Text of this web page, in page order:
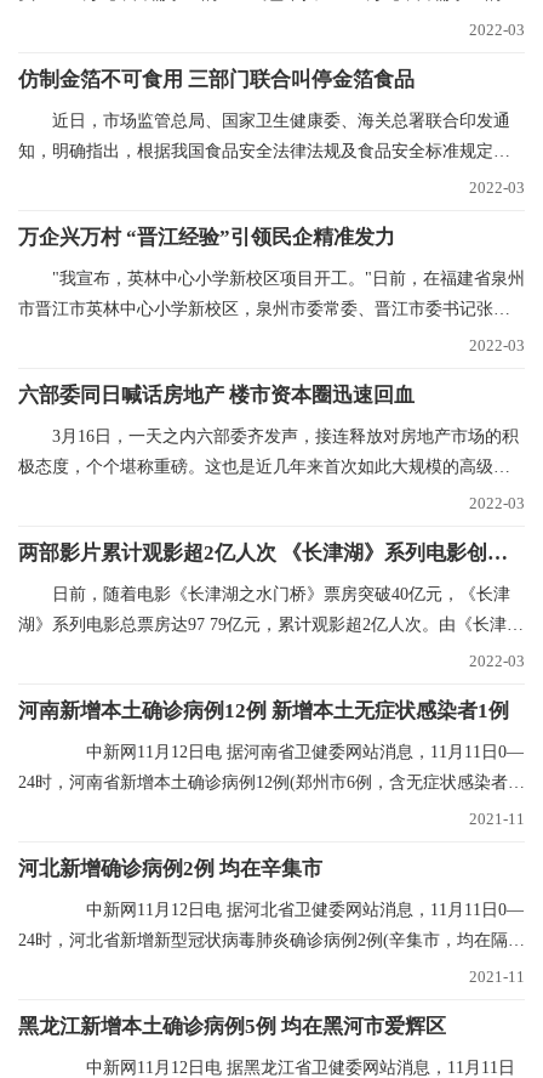
2022-03
仿制金箔不可食用 三部门联合叫停金箔食品
近日，市场监管总局、国家卫生健康委、海关总署联合印发通
知，明确指出，根据我国食品安全法律法规及食品安全标准规定，
2022-03
万企兴万村 “晋江经验”引领民企精准发力
"我宣布，英林中心小学新校区项目开工。"日前，在福建省泉州
市晋江市英林中心小学新校区，泉州市委常委、晋江市委书记张文
2022-03
六部委同日喊话房地产 楼市资本圈迅速回血
3月16日，一天之内六部委齐发声，接连释放对房地产市场的积
极态度，个个堪称重磅。这也是近几年来首次如此大规模的高级别
2022-03
两部影片累计观影超2亿人次 《长津湖》系列电影创纪录
日前，随着电影《长津湖之水门桥》票房突破40亿元，《长津
湖》系列电影总票房达97 79亿元，累计观影超2亿人次。由《长津
2022-03
河南新增本土确诊病例12例 新增本土无症状感染者1例
中新网11月12日电 据河南省卫健委网站消息，11月11日0—
24时，河南省新增本土确诊病例12例(郑州市6例，含无症状感染者转
2021-11
河北新增确诊病例2例 均在辛集市
中新网11月12日电 据河北省卫健委网站消息，11月11日0—
24时，河北省新增新型冠状病毒肺炎确诊病例2例(辛集市，均在隔离
2021-11
黑龙江新增本土确诊病例5例 均在黑河市爱辉区
中新网11月12日电 据黑龙江省卫健委网站消息，11月11日